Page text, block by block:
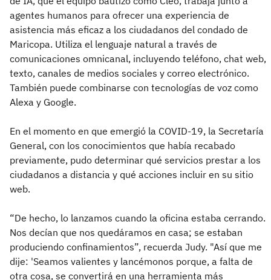
agentes humanos para ofrecer una experiencia de
asistencia más eficaz a los ciudadanos del condado de
Maricopa. Utiliza el lenguaje natural a través de
comunicaciones omnicanal, incluyendo teléfono, chat web,
texto, canales de medios sociales y correo electrónico.
También puede combinarse con tecnologías de voz como
Alexa y Google.
En el momento en que emergió la COVID-19, la Secretaría
General, con los conocimientos que había recabado
previamente, pudo determinar qué servicios prestar a los
ciudadanos a distancia y qué acciones incluir en su sitio
web.
“De hecho, lo lanzamos cuando la oficina estaba cerrando.
Nos decían que nos quedáramos en casa; se estaban
produciendo confinamientos”, recuerda Judy. "Así que me
dije: 'Seamos valientes y lancémonos porque, a falta de
otra cosa, se convertirá en una herramienta más